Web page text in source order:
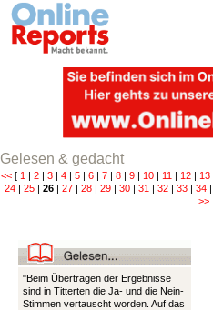
Gelesen & gedacht
<< [ 1 | 2 | 3 | 4 | 5 | 6 | 7 | 8 | 9 | 10 | 11 | 12 | 13
24 | 25 | 26 | 27 | 28 | 29 | 30 | 31 | 32 | 33 | 34 |
>>
"Beim Übertragen der Ergebnisse
sind in Titterten die Ja- und die Nein-
Stimmen vertauscht worden. Auf das